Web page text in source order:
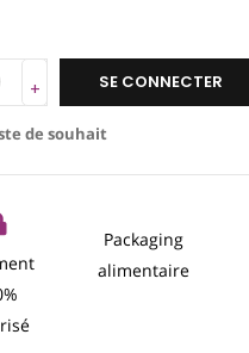
SE CONNECTER
de souhait
Packaging
alimentaire